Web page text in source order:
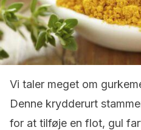
Vi taler meget om
Denne krydderurt
for at tilføje en flot, gul